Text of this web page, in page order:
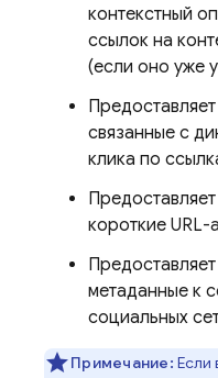
контекстный
ссылок на
(если оно уже
связанные с
клика по
короткие URL-
метаданные к
социальных
Примечание: Если